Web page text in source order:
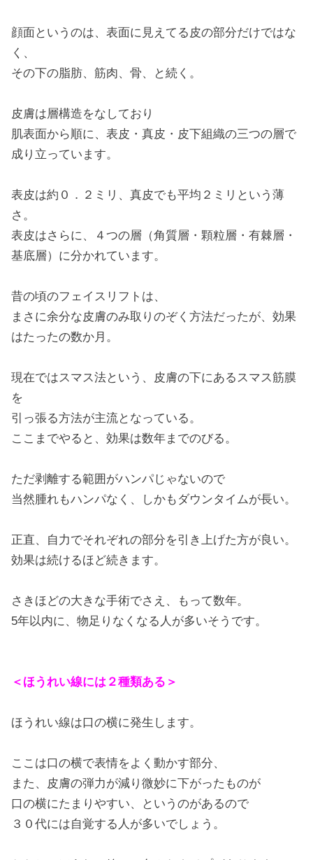
顔面というのは、表面に見えてる皮の部分だけではな
く、
その下の脂肪、筋肉、骨、と続く。
皮膚は層構造をなしており
肌表面から順に、表皮・真皮・皮下組織の三つの層で
成り立っています。
表皮は約０．２ミリ、真皮でも平均２ミリという薄
さ。
表皮はさらに、４つの層（角質層・顆粒層・有棘層・
基底層）に分かれています。
昔の頃のフェイスリフトは、
まさに余分な皮膚のみ取りのぞく方法だったが、効果
はたったの数か月。
現在ではスマス法という、皮膚の下にあるスマス筋膜
を
引っ張る方法が主流となっている。
ここまでやると、効果は数年までのびる。
ただ剥離する範囲がハンパじゃないので
当然腫れもハンパなく、しかもダウンタイムが長い。
正直、自力でそれぞれの部分を引き上げた方が良い。
効果は続けるほど続きます。
さきほどの大きな手術でさえ、もって数年。
5年以内に、物足りなくなる人が多いそうです。
＜ほうれい線には２種類ある＞
ほうれい線は口の横に発生します。
ここは口の横で表情をよく動かす部分、
また、皮膚の弾力が減り微妙に下がったものが
口の横にたまりやすい、というのがあるので
３０代には自覚する人が多いでしょう。